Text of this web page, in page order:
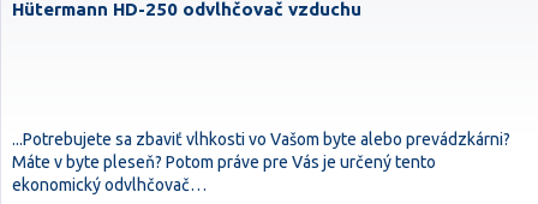
Hütermann HD-250 odvlhčovač vzduchu
...Potrebujete sa zbaviť vlhkosti vo Vašom byte alebo prevádzkárni?
Máte v byte pleseň? Potom práve pre Vás je určený tento
ekonomický odvlhčovač…